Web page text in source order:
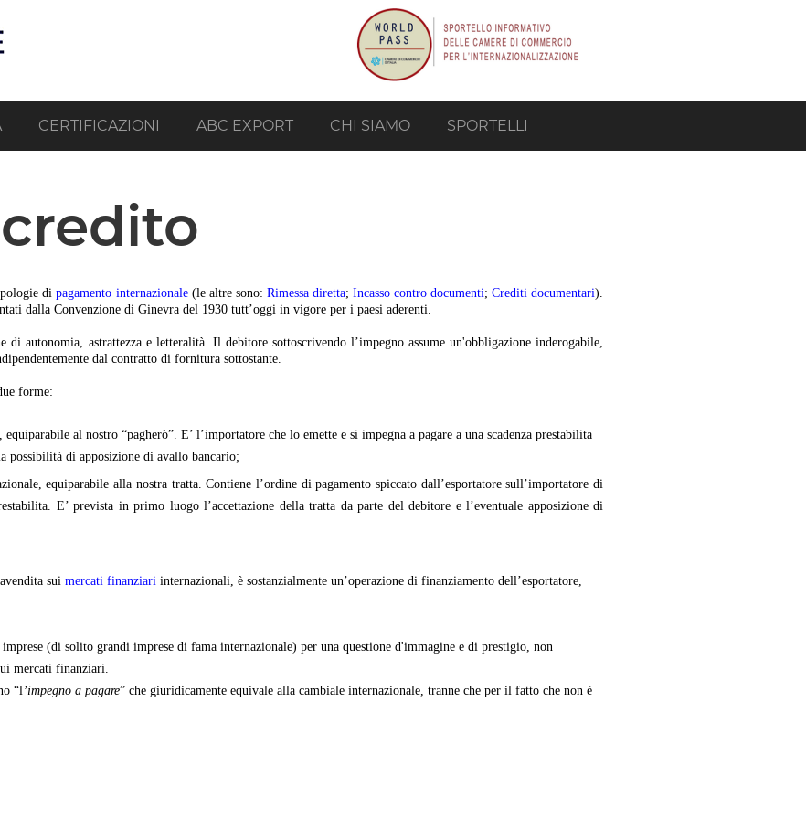
CERTIFICAZIONI ABC EXPORT CHI SIAMO SPORTELLI
dipagamento internazionale(le altre sono: Rimessa diretta; Incasso contro documenti;Crediti documentari).
dalla Convenzione di Ginevra del 1930 tutt’oggi in vigore per i paesi aderenti.
autonomia, astrattezza e letteralità. Il debitore sottoscrivendo l’impegno assume un'obbligazione inderogabile,
dal contratto di fornitura sottostante.
forme:
al nostro “pagherò”. E’ l’importatore che lo emette e si impegna a pagare a una scadenza prestabilita
possibilità di apposizione di avallo bancario;
equiparabile alla nostra tratta. Contiene l’ordine di pagamento spiccato dall’esportatore sull’importatore di
E’ prevista in primo luogo l’accettazione della tratta da parte del debitore e l’eventuale apposizione di
sui mercati finanziari internazionali, è sostanzialmente un’operazione di finanziamento dell’esportatore,
(di solito grandi imprese di fama internazionale) per una questione d'immagine e di prestigio, non
mercati finanziari.
“l ’impegno a pagare” che giuridicamente equivale alla cambiale internazionale, tranne che per il fatto che non è